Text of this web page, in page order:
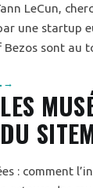
LeCun,
une startup
Bezos sont au
: comment